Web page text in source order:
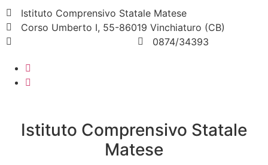
Istituto Comprensivo Statale Matese
Corso Umberto I, 55-86019 Vinchiaturo (CB)
0874/34393
Istituto Comprensivo Statale
Matese